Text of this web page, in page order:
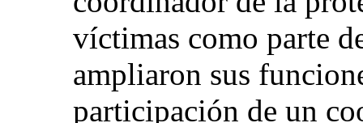
víctimas como parte
ampliaron sus
participación de un